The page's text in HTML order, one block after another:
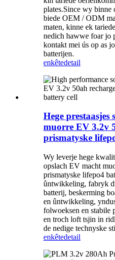
plates.Since wy
biede OEM / ODM
maten, kinne ek
nedich hawwe foar jo
kontakt mei ús op as
batterijen.
enkêtedetail
Hege prestaasjes
muorre EV 3.2v
prismatyske
Wy leverje hege
opslach EV macht
prismatyske lifepo4
ûntwikkeling, fabryk
batterij, beskerming
en ûntwikkeling,
folwoeksen en stabile
en troch loft tsjin in
de nedige technyske
enkêtedetail